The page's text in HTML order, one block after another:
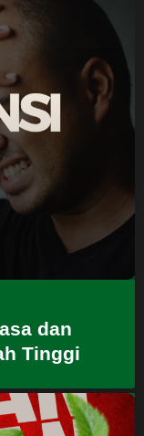
dan
Tinggi